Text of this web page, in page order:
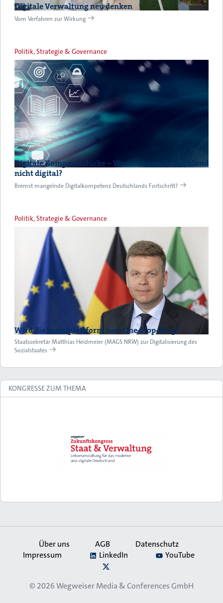
Digitale Verwaltung neu denken
Vom Verfahren zur Wirkung
Politik, Strategie & Governance
Digitale Kompetenzlücke – Warum kann Deutschland
nicht digital?
Bremst mangelnde Digitalkompetenz Deutschlands Fortschritt?
Politik, Strategie & Governance
Wird die Sozialplattform zum One-Stop-Shop?
Staatssekretär Matthias Heidmeier (MAGS NRW) zur Digitalisierung des
Sozialstaates
KONGRESSE ZUM THEMA
Secondary
Über uns AGB
Datenschutz
Impressum
LinkedIn
YouTube
© 2026Wegweiser Media & Conferences GmbH